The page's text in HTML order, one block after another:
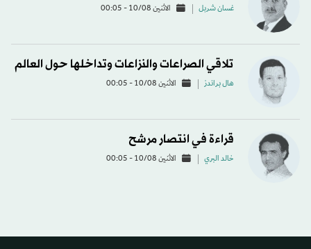
غسان شربل الاثنين 10/08 - 00:05
تلاقي الصراعات والنزاعات وتداخلها حول العالم
هال براندز الاثنين 10/08 - 00:05
قراءة في انتصار مرشح
خالد البري الاثنين 10/08 - 00:05